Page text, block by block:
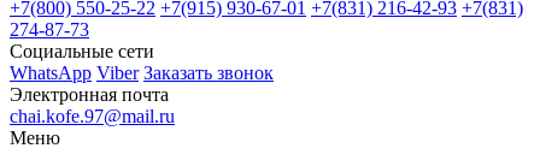
+7(800) 550-25-22 +7(915) 930-67-01 +7(831) 216-42-93 +7(831)
274-87-73
Социальные сети
WhatsApp Viber Заказать звонок
Электронная почта
chai.kofe.97@mail.ru
Меню